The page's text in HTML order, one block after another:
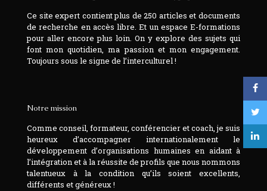
Ce site expert contient plus de 250 articles et documents
de recherche en accès libre. Et un espace E-formations
pour aller encore plus loin. On y explore des sujets qui
font mon quotidien, ma passion et mon engagement.
Toujours sous le signe de l’interculturel !
Notre mission
Comme conseil, formateur, conférencier et coach, je suis
heureux d’accompagner internationalement le
développement d’organisations humaines en aidant à
l’intégration et à la réussite de profils que nous nommons
talentueux à la condition qu’ils soient excellents,
différents et généreux !